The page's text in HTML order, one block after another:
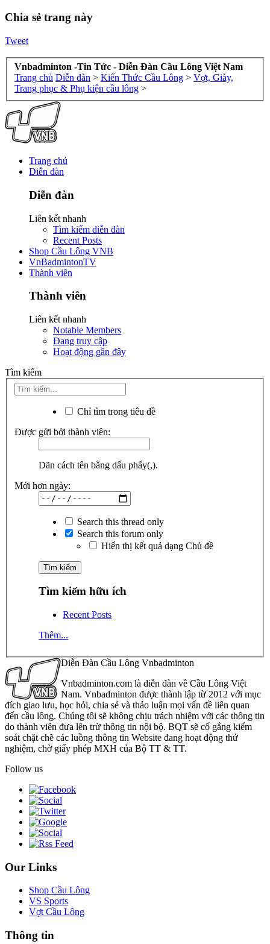
Chia sẻ trang này
Tweet
Vnbadminton -Tin Tức - Diễn Đàn Cầu Lông Việt Nam
Trang chủ Diễn đàn > Kiến Thức Cầu Lông > Vợt, Giày,
Trang phục & Phụ kiện cầu lông >
Trang chủ
Diễn đàn
Diễn đàn
Liên kết nhanh
Tìm kiếm diễn đàn
Recent Posts
Shop Cầu Lông VNB
VnBadmintonTV
Thành viên
Thành viên
Liên kết nhanh
Notable Members
Đang truy cập
Hoạt động gần đây
Tìm kiếm
Chỉ tìm trong tiêu đề
Được gửi bởi thành viên:
Dãn cách tên bằng dấu phẩy(,).
Mới hơn ngày:
Search this thread only
Search this forum only
Hiển thị kết quả dạng Chủ đề
Tìm kiếm hữu ích
Recent Posts
Thêm...
Diễn Đàn Cầu Lông Vnbadminton
Vnbadminton.com là diễn đàn về Cầu Lông Việt
Nam. Vnbadminton được thành lập từ 2012 với mục
đích giao lưu, học hỏi, chia sẻ và thảo luận mọi vấn đề liên quan
đến cầu lông. Chúng tôi sẽ không chịu trách nhiệm với các thông tin
do thành viên đưa lên trừ thông tin nội bộ. BQT sẽ cố gắng kiểm
soát chặt chẽ các luồng thông tin Website đang hoạt động thử
nghiệm, chờ giấy phép MXH của Bộ TT & TT.
Follow us
Our Links
Shop Cầu Lông
VS Sports
Vợt Cầu Lông
Thông tin